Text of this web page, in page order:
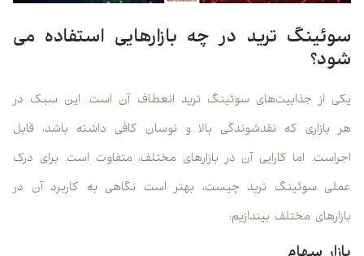
سوئینگ ترید در چه بازارهایی استفاده می‌
شود؟
یکی از جذابیت‌های سوئینگ ترید انعطاف آن است. این سبک در
هر بازاری که نقدشوندگی بالا و نوسان کافی داشته باشد، قابل
اجراست. اما کارایی آن در بازارهای مختلف، متفاوت است. برای درک
عملی سوئینگ ترید چیست، بهتر است نگاهی به کاربرد آن در
بازارهای مختلف بیندازیم: